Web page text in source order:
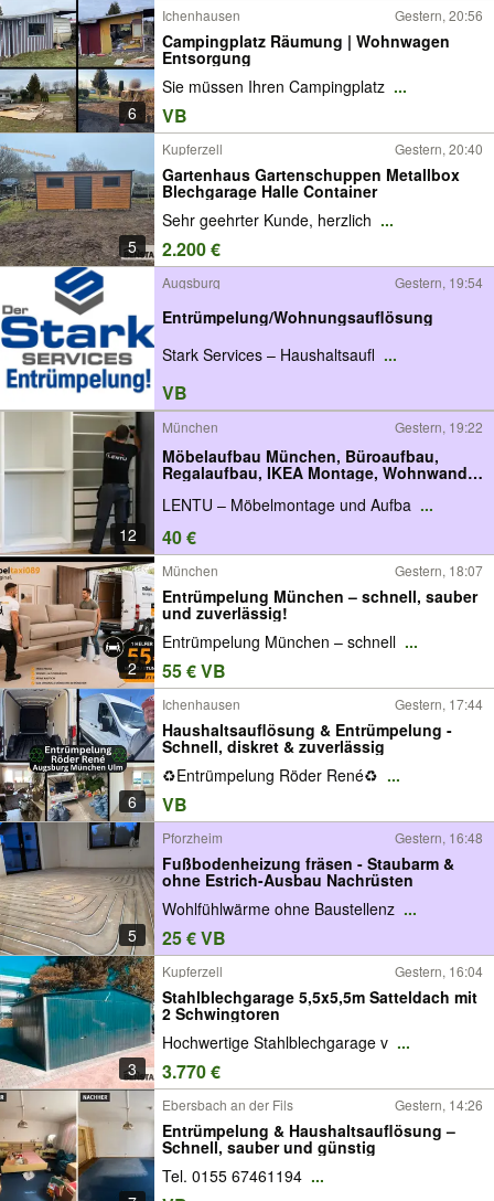
6
Ichenhausen Gestern, 20:56
Campingplatz Räumung | Wohnwagen
Entsorgung
Sie müssen Ihren Campingplatz ...
VB
5
Kupferzell Gestern, 20:40
Gartenhaus Gartenschuppen Metallbox
Blechgarage Halle Container
Sehr geehrter Kunde, herzlich ...
2.200 €
Augsburg Gestern, 19:54
Entrümpelung/Wohnungsauflösung
Stark Services – Haushaltsaufl ...
VB
12
München Gestern, 19:22
Möbelaufbau München, Büroaufbau,
Regalaufbau, IKEA Montage, Wohnwand
aufbauen
LENTU – Möbelmontage und Aufba ...
40 €
2
München Gestern, 18:07
Entrümpelung München – schnell, sauber
und zuverlässig!
Entrümpelung München – schnell ...
55 € VB
6
Ichenhausen Gestern, 17:44
Haushaltsauflösung & Entrümpelung -
Schnell, diskret & zuverlässig
♻️Entrümpelung Röder René♻️ ...
VB
5
Pforzheim Gestern, 16:48
Fußbodenheizung fräsen - Staubarm &
ohne Estrich-Ausbau Nachrüsten
Wohlfühlwärme ohne Baustellenz ...
25 € VB
3
Kupferzell Gestern, 16:04
Stahlblechgarage 5,5x5,5m Satteldach mit
2 Schwingtoren
Hochwertige Stahlblechgarage v ...
3.770 €
Ebersbach an der Fils Gestern, 14:26
Entrümpelung & Haushaltsauflösung –
Schnell, sauber und günstig
Tel. 0155 67461194 ...